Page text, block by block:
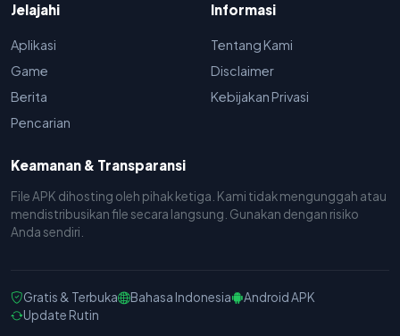
Jelajahi
Aplikasi
Game
Berita
Pencarian
Informasi
Tentang Kami
Disclaimer
Kebijakan Privasi
Keamanan & Transparansi
File APK dihosting oleh pihak ketiga. Kami tidak mengunggah atau
mendistribusikan file secara langsung. Gunakan dengan risiko
Anda sendiri.
Gratis & Terbuka Bahasa Indonesia
Android APK
Update Rutin